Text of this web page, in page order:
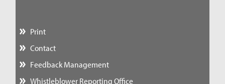
Print
Contact
Feedback Management
Whistleblower Reporting Office